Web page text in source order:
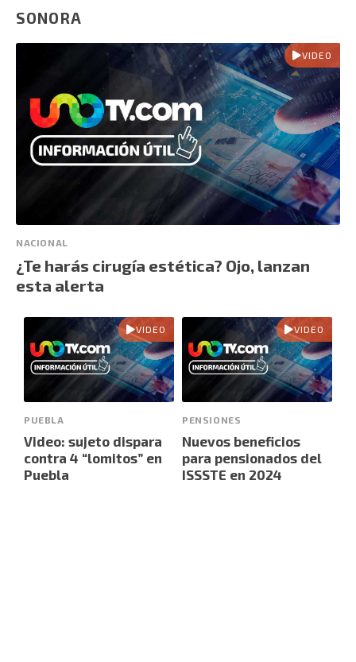
SONORA
VIDEO
NACIONAL
¿Te harás cirugía estética? Ojo, lanzan
esta alerta
VIDEO
PUEBLA
Video: sujeto dispara
contra 4 “lomitos” en
Puebla
VIDEO
PENSIONES
Nuevos beneficios
para pensionados del
ISSSTE en 2024